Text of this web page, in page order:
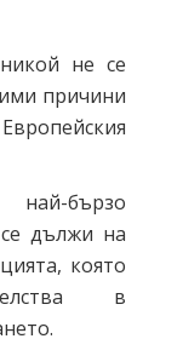
не се
причини
бързо
дължи на
която
в